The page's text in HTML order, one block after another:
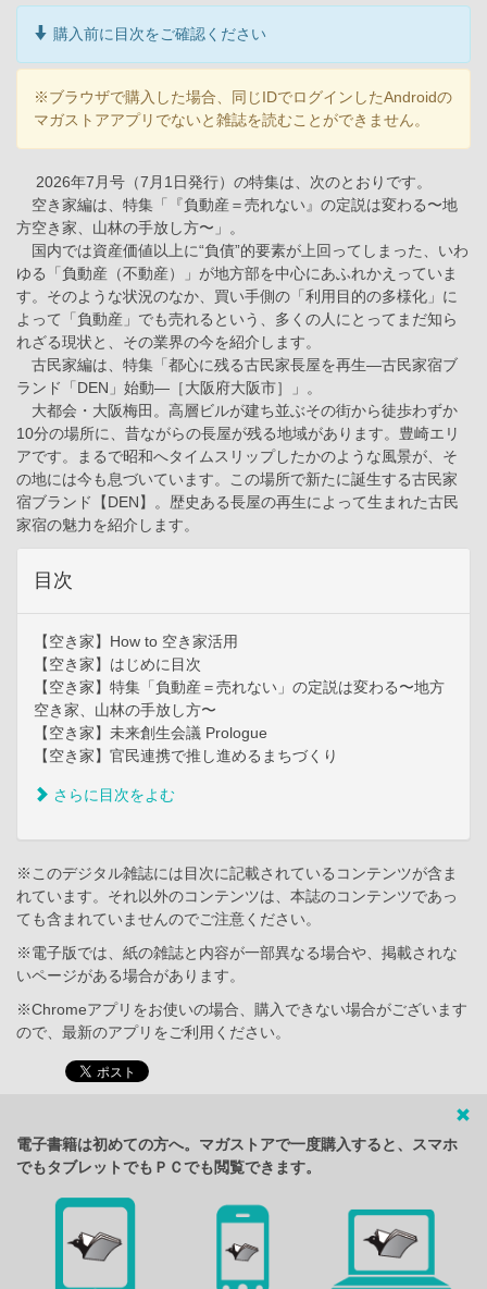
購入前に目次をご確認ください
※ブラウザで購入した場合、同じIDでログインしたAndroidの
マガストアアプリでないと雑誌を読むことができません。
2026年7月号（7月1日発行）の特集は、次のとおりです。
空き家編は、特集「『負動産＝売れない』の定説は変わる〜地
方空き家、山林の手放し方〜」。
国内では資産価値以上に“負債”的要素が上回ってしまった、いわ
ゆる「負動産（不動産）」が地方部を中心にあふれかえっていま
す。そのような状況のなか、買い手側の「利用目的の多様化」に
よって「負動産」でも売れるという、多くの人にとってまだ知ら
れざる現状と、その業界の今を紹介します。
古民家編は、特集「都心に残る古民家長屋を再生―古民家宿ブ
ランド「DEN」始動―［大阪府大阪市］」。
大都会・大阪梅田。高層ビルが建ち並ぶその街から徒歩わずか
10分の場所に、昔ながらの長屋が残る地域があります。豊崎エリ
アです。まるで昭和へタイムスリップしたかのような風景が、そ
の地には今も息づいています。この場所で新たに誕生する古民家
宿ブランド【DEN】。歴史ある長屋の再生によって生まれた古民
家宿の魅力を紹介します。
目次
【空き家】How to 空き家活用
【空き家】はじめに目次
【空き家】特集「負動産＝売れない」の定説は変わる〜地方
空き家、山林の手放し方〜
【空き家】未来創生会議 Prologue
【空き家】官民連携で推し進めるまちづくり
さらに目次をよむ
※このデジタル雑誌には目次に記載されているコンテンツが含ま
れています。それ以外のコンテンツは、本誌のコンテンツであっ
ても含まれていませんのでご注意ください。
※電子版では、紙の雑誌と内容が一部異なる場合や、掲載されな
いページがある場合があります。
※Chromeアプリをお使いの場合、購入できない場合がございます
ので、最新のアプリをご利用ください。
電子書籍は初めての方へ。マガストアで一度購入すると、スマホ
でもタブレットでもＰＣでも閲覧できます。